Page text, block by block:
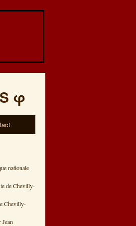
φ
nationale
de Chevilly-
Chevilly-